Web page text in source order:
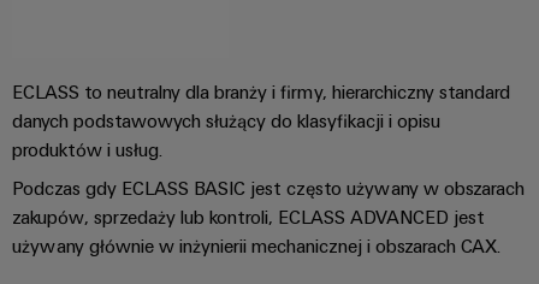
ECLASS to neutralny dla branży i firmy, hierarchiczny standard
danych podstawowych służący do klasyfikacji i opisu
produktów i usług.
Podczas gdy ECLASS BASIC jest często używany w obszarach
zakupów, sprzedaży lub kontroli, ECLASS ADVANCED jest
używany głównie w inżynierii mechanicznej i obszarach CAX.